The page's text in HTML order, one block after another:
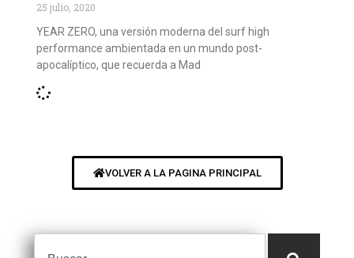
25 julio, 2020
YEAR ZERO, una versión moderna del surf high
performance ambientada en un mundo post-
apocalíptico, que recuerda a Mad
VOLVER A LA PAGINA PRINCIPAL